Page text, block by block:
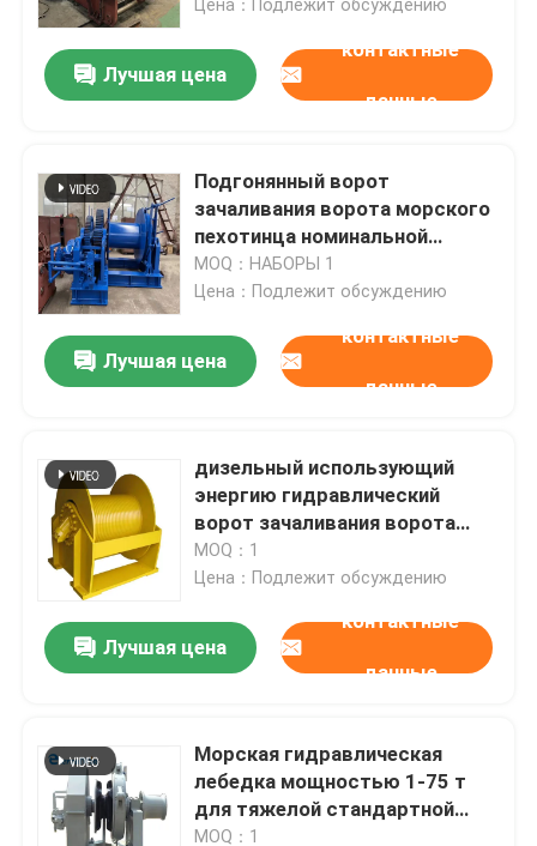
Продукты
О нас
гидравлический причаливая
Цена：Подлежит обсуждению
Лучшая цена
контактные
данные
Подгонянный ворот
зачаливания ворота морского
пехотинца номинальной
нагрузки гидравлический с
одиночным барабанчиком
MOQ：НАБОРЫ 1
Цена：Подлежит обсуждению
Лучшая цена
контактные
данные
дизельный использующий
энергию гидравлический
ворот зачаливания ворота
шлюпки 1-75ton в корабле
MOQ：1
Цена：Подлежит обсуждению
Лучшая цена
контактные
данные
Морская гидравлическая
лебедка мощностью 1-75 т
для тяжелой стандартной
гидравлической станции
MOQ：1